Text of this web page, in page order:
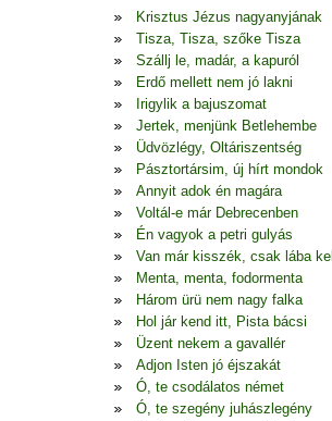
Krisztus Jézus nagyanyjának
Tisza, Tisza, szőke Tisza
Szállj le, madár, a kapuról
Erdő mellett nem jó lakni
Irigylik a bajuszomat
Jertek, menjünk Betlehembe
Üdvözlégy, Oltáriszentség
Pásztortársim, új hírt mondok
Annyit adok én magára
Voltál-e már Debrecenben
Én vagyok a petri gulyás
Van már kisszék, csak lába kell
Menta, menta, fodormenta
Három ürü nem nagy falka
Hol jár kend itt, Pista bácsi
Üzent nekem a gavallér
Adjon Isten jó éjszakát
Ó, te csodálatos német
Ó, te szegény juhászlegény